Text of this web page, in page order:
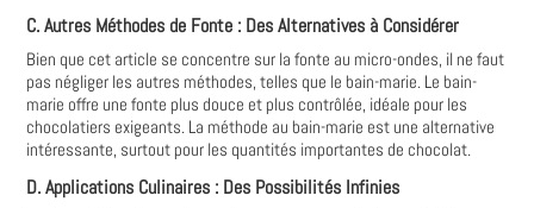
C. Autres Méthodes de Fonte : Des Alternatives à Considérer
Bien que cet article se concentre sur la fonte au micro-ondes, il ne faut
pas négliger les autres méthodes, telles que le bain-marie. Le bain-
marie offre une fonte plus douce et plus contrôlée, idéale pour les
chocolatiers exigeants. La méthode au bain-marie est une alternative
intéressante, surtout pour les quantités importantes de chocolat.
D. Applications Culinaires : Des Possibilités Infinies